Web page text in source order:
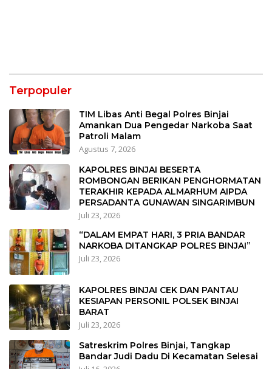
Terpopuler
TIM Libas Anti Begal Polres Binjai
Amankan Dua Pengedar Narkoba Saat
Patroli Malam
Agustus 7, 2026
KAPOLRES BINJAI BESERTA
ROMBONGAN BERIKAN PENGHORMATAN
TERAKHIR KEPADA ALMARHUM AIPDA
PERSADANTA GUNAWAN SINGARIMBUN
Juli 23, 2026
“DALAM EMPAT HARI, 3 PRIA BANDAR
NARKOBA DITANGKAP POLRES BINJAI”
Juli 23, 2026
KAPOLRES BINJAI CEK DAN PANTAU
KESIAPAN PERSONIL POLSEK BINJAI
BARAT
Juli 23, 2026
Satreskrim Polres Binjai, Tangkap
Bandar Judi Dadu Di Kecamatan Selesai